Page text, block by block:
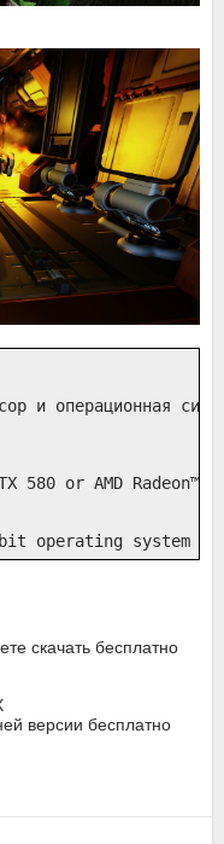
и операционная
580 or AMD Radeon™
bit operating system
скачать бесплатно
версии бесплатно